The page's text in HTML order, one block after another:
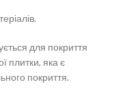
для покриття
плитки, яка є
покриття.